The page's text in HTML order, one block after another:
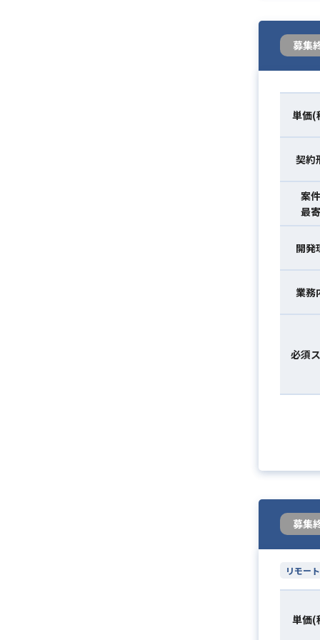
募集
単価(
契約
案
最
開発
業務
必須
募集
リモー
単価(